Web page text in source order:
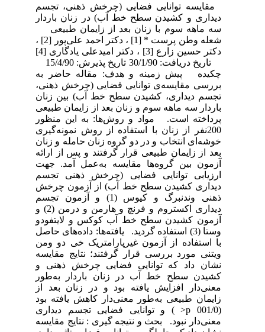
مقایسه توانایی فضایی (چرخش ذهنی، تجسم
دیداری و کشیدن سطح خط آب) در زنان باردار
سه ماهه سوم با زنان بعد از زایمان طبیعی
شعله وطن پرست * [1] ، دکتر احمد علی‌پور [2] ،
دکتر حسین زارع [3] ، دکتر امیدعلی یادگاری [4]
تاریخ دریافت: 30/1/90 تاریخ پذیرش: 15/4/90
چکیده پیش زمینه و هدف: مقاله حاضر به
بررسی مقایسه‌ی توانایی فضایی (چرخش ذهنی،
تجسم دیداری، کشیدن سطح خط آب) بین زنان
باردار سه ماهه سوم و زنان بعد از زایمان طبیعی
پرداخته است. مواد و روش‌ها: به این منظور
200نفر از زنان با استفاده از روش نمونه‌گیری
خوشه‌ای انتخاب و در دو گروه زنان حامله و زنان
بعد از زایمان طبیعی قرار گرفتند و پس از ارائه
آزمون بین گروه‌ها مقایسه به‌عمل آمد. جهت
ارزیابی توانایی فضایی (چرخش ذهنی تجسم
دیداری کشیدن سطح خط آب) از آزمون چرخش
ذهنی وندنبرگ و کیوس (1) و آزمون تجسم
دیداری اکستروم و فرنچ و هارمن و درمن (2) و
آزمون کشیدن سطح خط آب کوکس و لایتفودو
وستا (3) استفاده گردید. یافته‌ها: داده‌های حاصل
با استفاده از آزمون غیرپارامتریک خی دو ومن
ویتنی مورد بررسی قرار گرفتند؛ نتایج مقایسه
نشان داد که توانایی فضایی چرخش ذهنی و
کشیدن سطح خط آب در زنان باردار به‌طور
معنی‌دار افزایش یافته بود و در زنان بعد از
زایمان طبیعی به‌طور معنی‌دار کاهش یافته بود
(001/0 p< ) و توانایی فضایی تجسم دیداری
معنی‌دار نبود. بحث و نتیجه گیری : نتایج مقایسه